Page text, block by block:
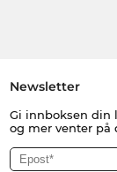
Newsletter
Gi innboksen din
og mer venter på